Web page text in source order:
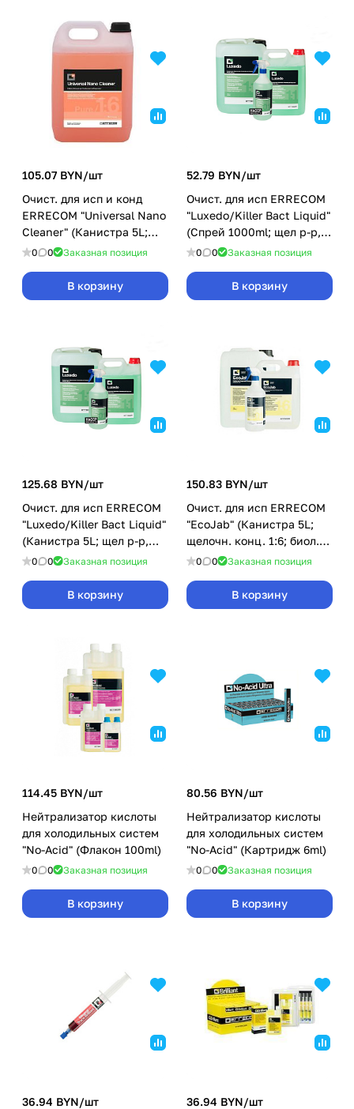
105.07 BYN/шт
Очист. для исп и конд
ERRECOM "Universal Nano
Cleaner" (Канистра 5L;
щел. конц. 1:6)
0 0 Заказная позиция
В корзину
52.79 BYN/шт
Очист. для исп ERRECOM
"Luxedo/Killer Bact Liquid"
(Спрей 1000ml; щел р-р,
гот к прим)
0 0 Заказная позиция
В корзину
125.68 BYN/шт
Очист. для исп ERRECOM
"Luxedo/Killer Bact Liquid"
(Канистра 5L; щел р-р,
конц. 1:1)
0 0 Заказная позиция
В корзину
150.83 BYN/шт
Очист. для исп ERRECOM
"EcoJab" (Канистра 5L;
щелочн. конц. 1:6; биол.
разложимый)
0 0 Заказная позиция
В корзину
114.45 BYN/шт
Нейтрализатор кислоты
для холодильных систем
"No-Acid" (Флакон 100ml)
0 0 Заказная позиция
В корзину
80.56 BYN/шт
Нейтрализатор кислоты
для холодильных систем
"No-Acid" (Картридж 6ml)
0 0 Заказная позиция
В корзину
36.94 BYN/шт
36.94 BYN/шт